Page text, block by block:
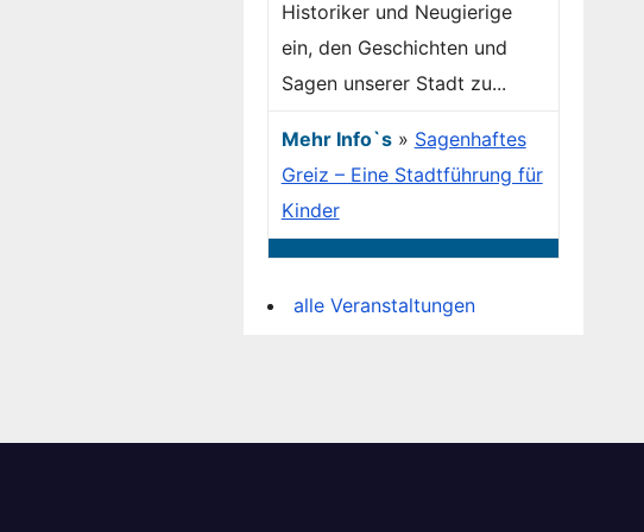
Historiker und Neugierige
ein, den Geschichten und
Sagen unserer Stadt zu...
Mehr Info`s» Sagenhaftes
Greiz – Eine Stadtführung für
Kinder
alle Veranstaltungen